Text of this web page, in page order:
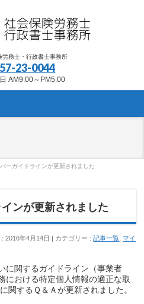
労務士・行政書士事務所
23-0044
AM9:00～PM5:00
ーガイドラインが更新されました
ンが更新されました
2016年4月14日 カテゴリー :記事一覧 マイ
に関するガイドライン（事業者
における特定個人情報の適正な取
関するＱ＆Ａが更新されました。